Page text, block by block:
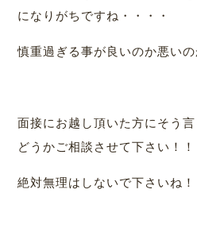
になりがちですね・・・・
慎重過ぎる事が良いのか悪いの
面接にお越し頂いた方にそう
どうかご相談させて下さい！！
絶対無理はしないで下さいね！